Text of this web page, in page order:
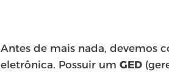
Antes de mais nada, devemos
eletrônica. Possuir um GED